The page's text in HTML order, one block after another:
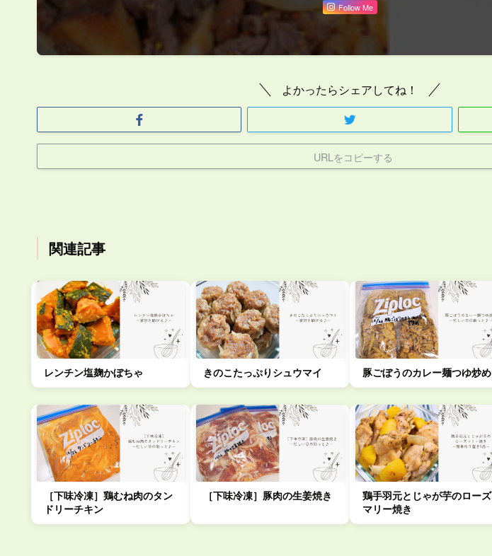
Follow Me
よかったらシェアしてね！
URLをコピーする
関連記事
レンチン塩麹かぼちゃ きのこたっぷりシュウマイ 豚ごぼうのカレー麺つゆ炒め
［下味冷凍］鶏むね肉のタン
ドリーチキン
［下味冷凍］豚肉の生姜焼き
鶏手羽元とじゃが芋のローズ
マリー焼き